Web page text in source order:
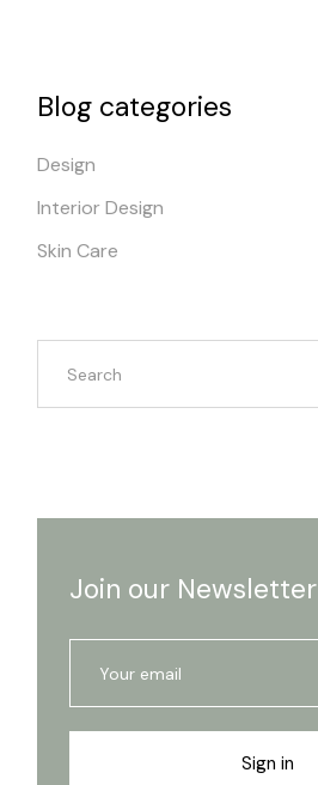
Blog categories
Design
Interior Design
Skin Care
Join our Newsletter
Sign in